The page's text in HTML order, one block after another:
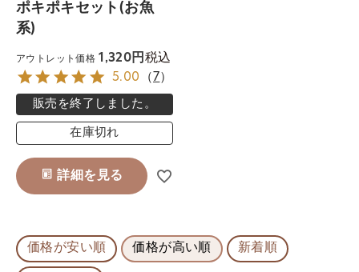
ポキポキセット(お魚
系)
アウトレット価格 1,320 税込
5.00 （ 7 ）
販売を終了しました。
在庫切れ
詳細を見る
価格が安い順 価格が高い順 新着順